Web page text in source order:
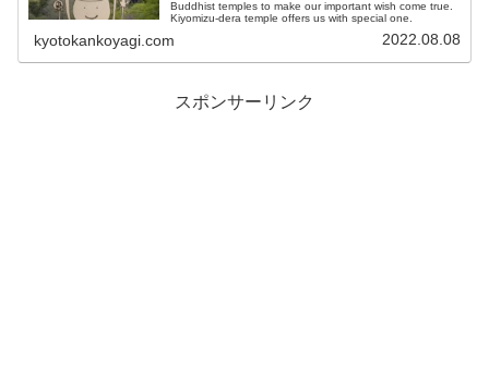
Buddhist temples to make our important wish come true.
Kiyomizu-dera temple offers us with special one.
kyotokankoyagi.com 2022.08.08
スポンサーリンク